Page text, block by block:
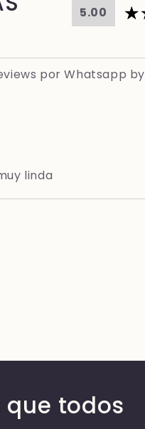
5.00
por Whatsapp by
linda
que todos